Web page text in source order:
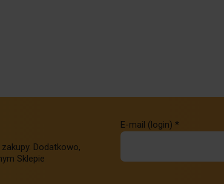
Dodatkowo,
Sklepie
E-mail (login) *